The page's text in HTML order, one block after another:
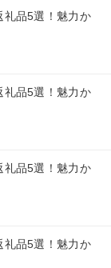
礼品5選！魅力か
礼品5選！魅力か
礼品5選！魅力か
礼品5選！魅力か